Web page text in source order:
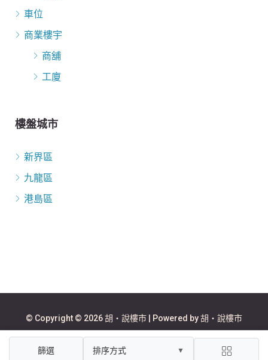
車位
商業樓宇
商舖
工廈
樓盤城市
新界區
九龍區
港島區
篩選 排序方式 ▼
© Copyright © 2026 胡‧說樓市 | Powered by 胡‧說樓市